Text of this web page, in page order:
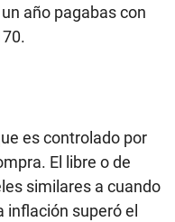
año pagabas con
es controlado por
El libre o de
similares a cuando
inflación superó el